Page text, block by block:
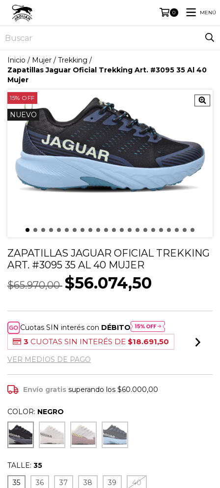
0 MENÚ
Inicio / Mujer / Trekking /
Zapatillas Jaguar Oficial Trekking Art. #3095 35 Al 40
Mujer
15% OFF
NUEVO
ZAPATILLAS JAGUAR OFICIAL TREKKING
ART. #3095 35 AL 40 MUJER
$65.970,00 $56.074,50
Cuotas SIN interés con DÉBITO
3 CUOTAS SIN INTERÉS DE $18.691,50
VER MEDIOS DE PAGO
Envío gratis superando los$60.000,00
COLOR: NEGRO
TALLE: 35
35
36 37 38 39 40